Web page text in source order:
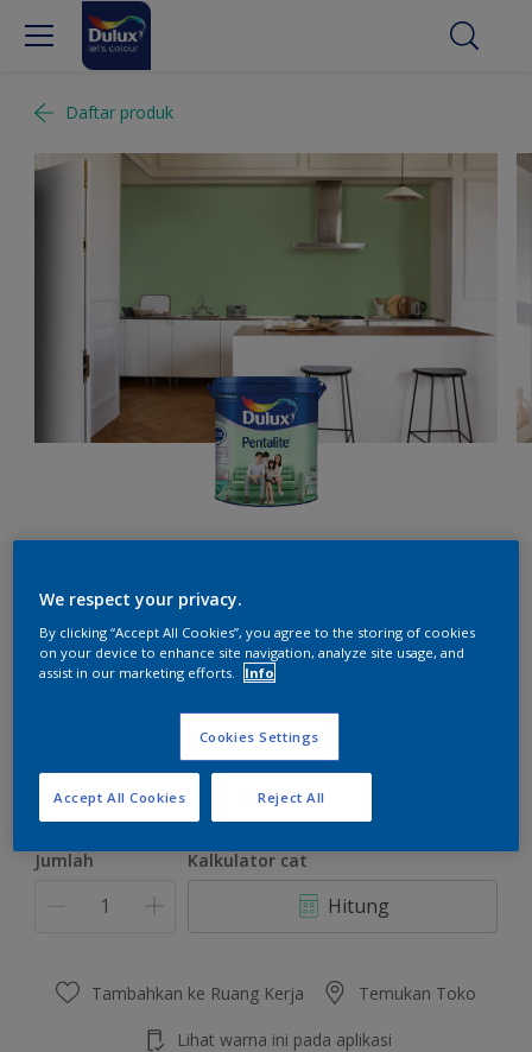
Daftar produk
Waterfront
20 L
Jumlah Kalkulator cat
Hitung
Tambahkan ke Ruang Kerja Temukan Toko
Lihat warna ini pada aplikasi
We respect your privacy.
By clicking “Accept All Cookies”, you agree to the storing of cookies
on your device to enhance site navigation, analyze site usage, and
assist in our marketing efforts.
Info
Cookies Settings
Reject All
Accept All Cookies